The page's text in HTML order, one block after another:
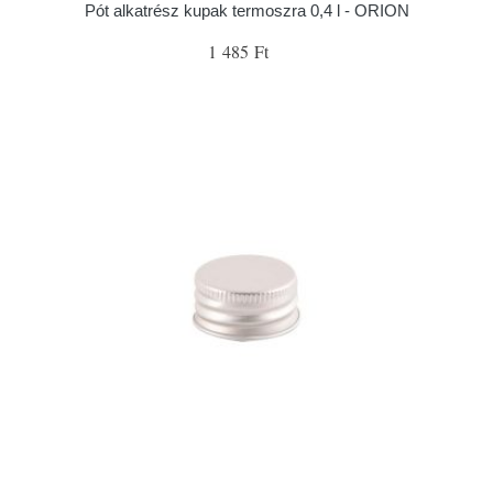
Pót alkatrész kupak termoszra 0,4 l - ORION
1 485 Ft